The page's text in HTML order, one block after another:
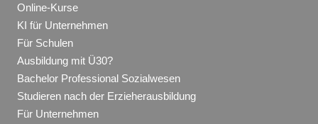
Online-Kurse
KI für Unternehmen
Für Schulen
Ausbildung mit Ü30?
Bachelor Professional Sozialwesen
Studieren nach der Erzieherausbildung
Für Unternehmen